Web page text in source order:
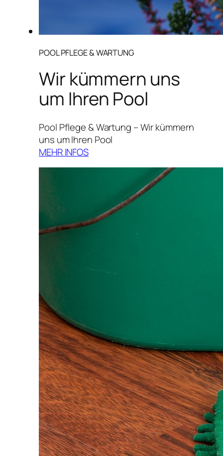
POOL PFLEGE & WARTUNG
Wir kümmern uns
um Ihren Pool
Pool Pflege & Wartung – Wir kümmern
uns um Ihren Pool
MEHR INFOS